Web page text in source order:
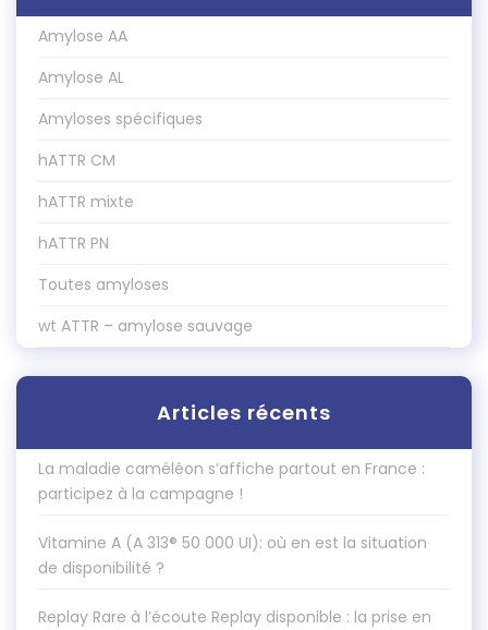
Amylose AA
Amylose AL
Amyloses spécifiques
hATTR CM
hATTR mixte
hATTR PN
Toutes amyloses
wt ATTR – amylose sauvage
Articles récents
La maladie caméléon s’affiche partout en France :
participez à la campagne !
Vitamine A (A 313® 50 000 UI): où en est la situation
de disponibilité ?
Replay Rare à l’écoute Replay disponible : la prise en